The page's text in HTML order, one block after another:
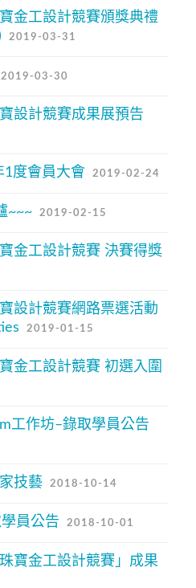
金工設計競賽頒獎典禮
2019-03-31
2019-03-30
設計競賽成果展預告
1度會員大會 2019-02-24
~~~ 2019-02-15
金工設計競賽 決賽得獎
設計競賽網路票選活動
2019-01-15
金工設計競賽 初選入圍
工作坊–錄取學員公告
技藝 2018-10-14
員公告 2018-10-01
寶金工設計競賽」成果